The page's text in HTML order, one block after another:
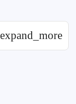
expand_more